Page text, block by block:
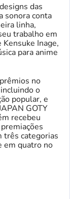
das
sonora conta
linha,
trabalho em
Inage,
para anime
no
o
popular, e
GOTY
recebeu
três categorias
em quatro no